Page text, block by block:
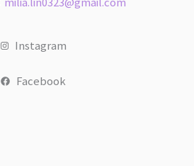
milia.lin0323@gmail.com
Instagram
Facebook